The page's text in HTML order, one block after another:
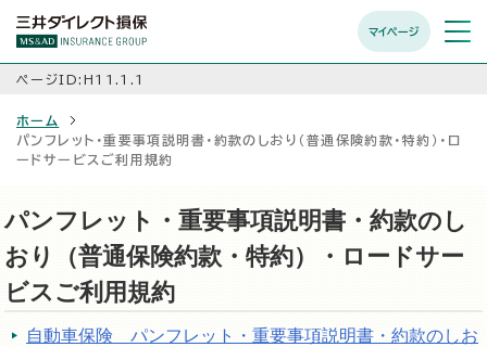
マイページ メニュ
開く
ページID:H11.1.1
ホーム
パンフレット・重要事項説明書・約款のしおり（普通保険約款・特約）・ロ
ードサービスご利用規約
パンフレット・重要事項説明書・約款のし
おり（普通保険約款・特約）・ロードサー
ビスご利用規約
自動車保険 パンフレット・重要事項説明書・約款のしお